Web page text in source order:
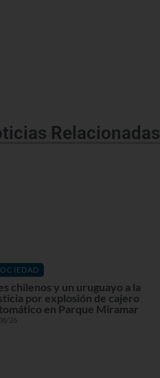
Relacionadas
chilenos y un uruguayo a la
por explosión de cajero
en Parque Miramar
26